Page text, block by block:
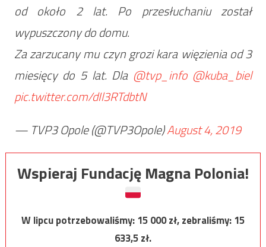
od około 2 lat. Po przesłuchaniu został
wypuszczony do domu.
Za zarzucany mu czyn grozi kara więzienia od 3
miesięcy do 5 lat. Dla @tvp_info @kuba_biel
pic.twitter.com/dIl3RTdbtN
— TVP3 Opole (@TVP3Opole)August 4, 2019
Wspieraj Fundację Magna Polonia!
W lipcu potrzebowaliśmy:15 000zł, zebraliśmy:15
633,5zł.